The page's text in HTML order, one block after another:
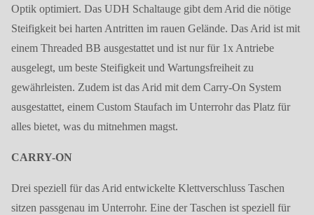
Optik optimiert. Das UDH Schaltauge gibt dem Arid die nötige
Steifigkeit bei harten Antritten im rauen Gelände. Das Arid ist mit
einem Threaded BB ausgestattet und ist nur für 1x Antriebe
ausgelegt, um beste Steifigkeit und Wartungsfreiheit zu
gewährleisten. Zudem ist das Arid mit dem Carry-On System
ausgestattet, einem Custom Staufach im Unterrohr das Platz für
alles bietet, was du mitnehmen magst.
CARRY-ON
Drei speziell für das Arid entwickelte Klettverschluss Taschen
sitzen passgenau im Unterrohr. Eine der Taschen ist speziell für